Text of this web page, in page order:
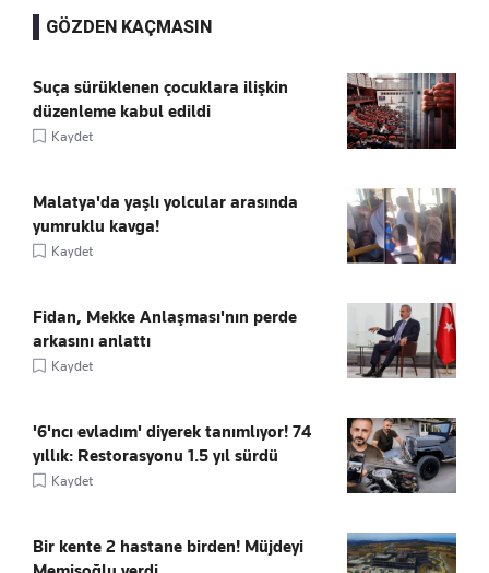
GÖZDEN KAÇMASIN
Suça sürüklenen çocuklara ilişkin
düzenleme kabul edildi
Kaydet
Malatya'da yaşlı yolcular arasında
yumruklu kavga!
Kaydet
Fidan, Mekke Anlaşması'nın perde
arkasını anlattı
Kaydet
'6'ncı evladım' diyerek tanımlıyor! 74
yıllık: Restorasyonu 1.5 yıl sürdü
Kaydet
Bir kente 2 hastane birden! Müjdeyi